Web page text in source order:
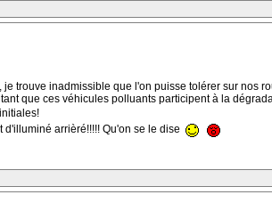
trouve inadmissible que l'on puisse tolérer sur
que ces véhicules polluants participent à la
d'illuminé arrièré!!!!! Qu'on se le dise